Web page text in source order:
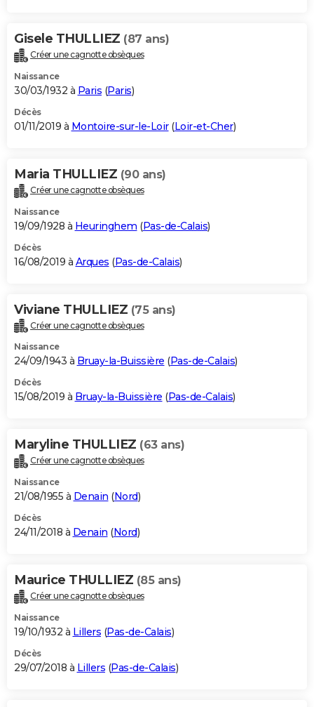
Gisele THULLIEZ (87 ans)
Créer une cagnotte obsèques
Naissance
30/03/1932 à Paris (Paris)
Décès
01/11/2019 à Montoire-sur-le-Loir(Loir-et-Cher)
Maria THULLIEZ (90 ans)
Créer une cagnotte obsèques
Naissance
19/09/1928 à Heuringhem (Pas-de-Calais)
Décès
16/08/2019 à Arques (Pas-de-Calais)
Viviane THULLIEZ (75 ans)
Créer une cagnotte obsèques
Naissance
24/09/1943 à Bruay-la-Buissière (Pas-de-Calais)
Décès
15/08/2019 à Bruay-la-Buissière (Pas-de-Calais)
Maryline THULLIEZ (63 ans)
Créer une cagnotte obsèques
Naissance
21/08/1955 à Denain (Nord)
Décès
24/11/2018 à Denain (Nord)
Maurice THULLIEZ (85 ans)
Créer une cagnotte obsèques
Naissance
19/10/1932 à Lillers (Pas-de-Calais)
Décès
29/07/2018 à Lillers (Pas-de-Calais)